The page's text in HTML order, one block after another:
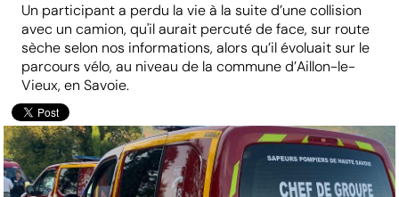
Un participant a perdu la vie à la suite d’une collision
avec un camion, qu'il aurait percuté de face, sur route
sèche selon nos informations, alors qu’il évoluait sur le
parcours vélo, au niveau de la commune d’Aillon-le-
Vieux, en Savoie.